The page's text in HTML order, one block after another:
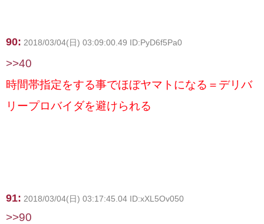
90: 2018/03/04(日) 03:09:00.49 ID:PyD6f5Pa0
>>40
時間帯指定をする事でほぼヤマトになる＝デリバ
リープロバイダを避けられる
91: 2018/03/04(日) 03:17:45.04 ID:xXL5Ov050
>>90